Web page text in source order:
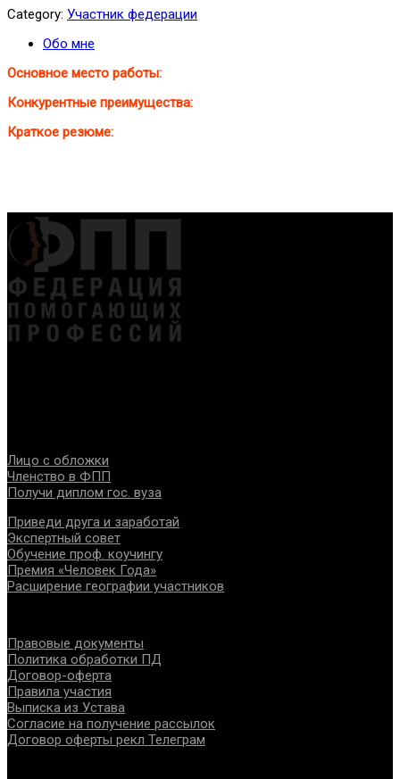
Category: Участник федерации
Обо мне
Основное место работы:
Конкурентные преимущества:
Краткое резюме:
Лицо с обложки
Членство в ФПП
Получи диплом гос. вуза
Приведи друга и заработай
Экспертный совет
Обучение проф. коучингу
Премия «Человек Года»
Расширение географии участников
Правовые документы
Политика обработки ПД
Договор-оферта
Правила участия
Выписка из Устава
Согласие на получение рассылок
Договор оферты рекл Телеграм